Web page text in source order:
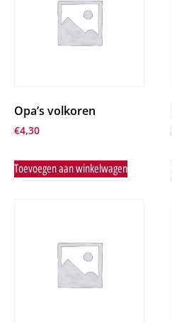
Opa’s volkoren
€4,30
Toevoegen aan winkelwagen